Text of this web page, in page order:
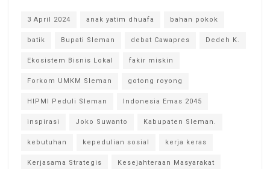
3 April 2024 anak yatim dhuafa bahan pokok
batik Bupati Sleman debat Cawapres Dedeh K.
Ekosistem Bisnis Lokal fakir miskin
Forkom UMKM Sleman gotong royong
HIPMI Peduli Sleman Indonesia Emas 2045
inspirasi Joko Suwanto Kabupaten Sleman.
kebutuhan kepedulian sosial kerja keras
Kerjasama Strategis Kesejahteraan Masyarakat